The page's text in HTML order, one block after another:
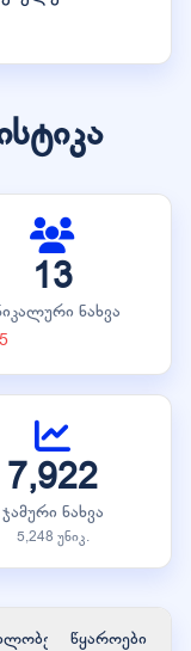
13
ნახვა
7,922
ჯამური ნახვა
5,248 უნიკ.
წყაროები